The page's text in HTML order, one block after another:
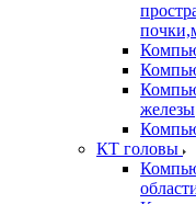
железы
КТ головы